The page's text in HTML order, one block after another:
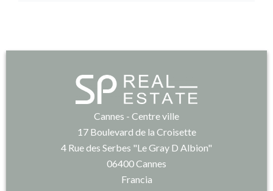
Cannes - Centre ville
17 Boulevard de la Croisette
4 Rue des Serbes "Le Gray D Albion"
06400Cannes
Francia